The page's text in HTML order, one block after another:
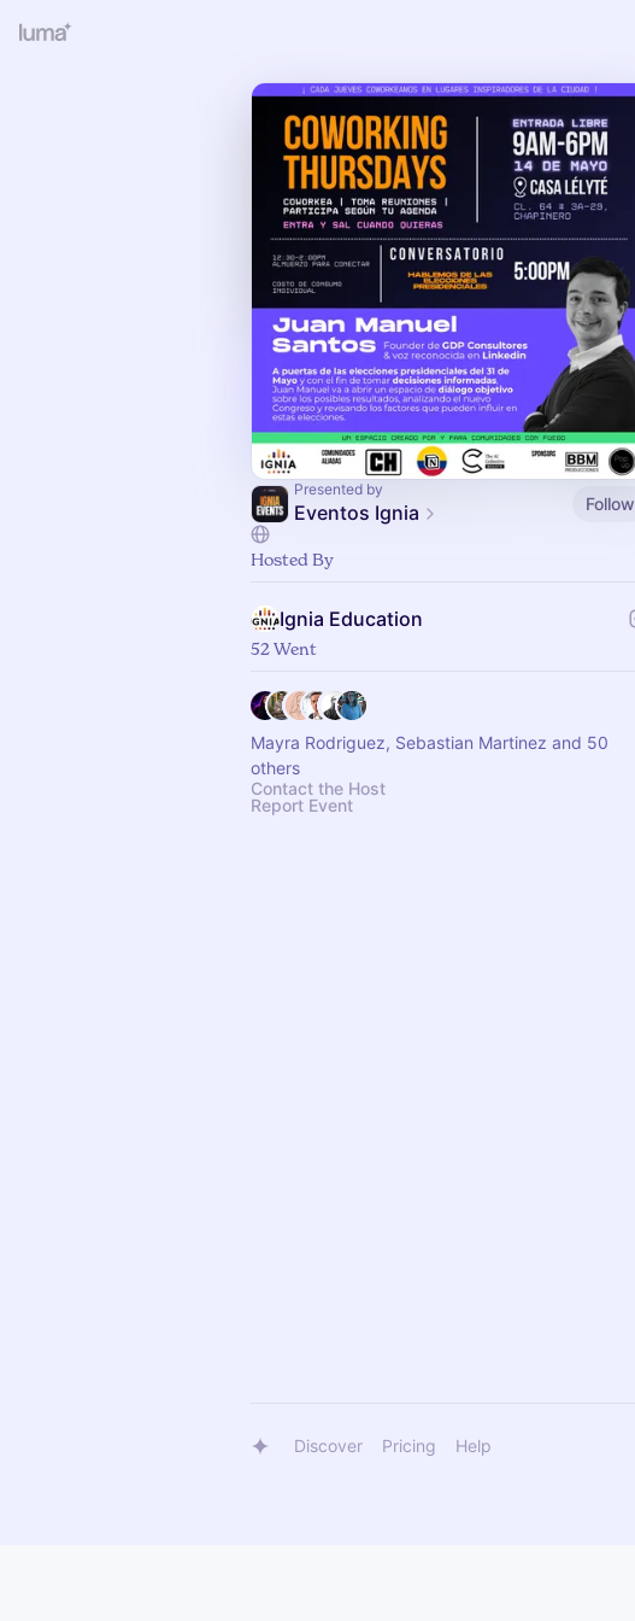
Presented by
Eventos Ignia Follow
Hosted By
Ignia Education
52 Went
Mayra Rodriguez, Sebastian Martinez and 50
others
Contact the Host
Report Event
Discover Pricing Help